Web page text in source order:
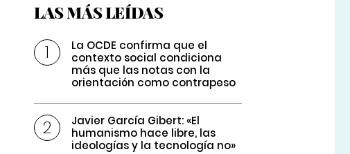
LAS MÁS LEÍDAS
La OCDE confirma que el
contexto social condiciona
más que las notas con la
orientación como contrapeso
Javier García Gibert: «El
humanismo hace libre, las
ideologías y la tecnología no»